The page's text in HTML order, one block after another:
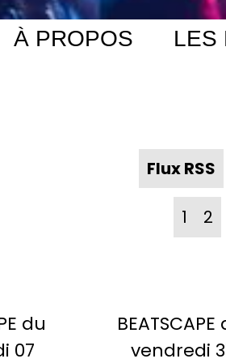
À PROPOS LES
Flux RSS
1 2
du
07
BEATSCAPE
vendredi